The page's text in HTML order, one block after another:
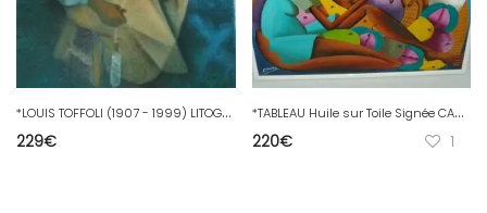
*
LOUIS TOFFOLI (1907 - 1999) LITOGRAPHIE XXe signée au crayon et numérotée 59/75
229€
*
TABLEAU Huile sur Toile Signée CASIMIR LAURENT (1928-1990) PEINTRE HAÏTIEN XXe
220€ 1